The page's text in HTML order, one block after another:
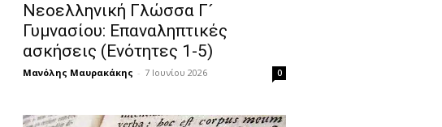
Νεοελληνική Γλώσσα Γ´
Γυμνασίου: Επαναληπτικές
ασκήσεις (Ενότητες 1-5)
Μανόλης Μαυρακάκης - 7 Ιουνίου 2026 0